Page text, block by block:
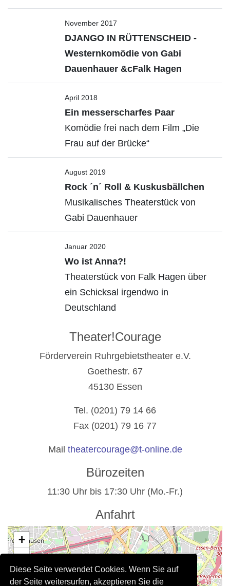
Diese Seite verwendet Cookies. Wenn Sie auf
der Seite weitersurfen, akzeptieren Sie die
November 2017
DJANGO IN RÜTTENSCHEID -
Westernkomödie von Gabi
Dauenhauer &cFalk Hagen
April 2018
Ein messerscharfes Paar
Komödie frei nach dem Film „Die
Frau auf der Brücke“
August 2019
Rock ´n´ Roll & Kuskusbällchen
Musikalisches Theaterstück von
Gabi Dauenhauer
Januar 2020
Wo ist Anna?!
Theaterstück von Falk Hagen über
ein Schicksal irgendwo in
Deutschland
Theater!Courage
Förderverein Ruhrgebietstheater e.V.
Goethestr. 67
45130 Essen
Tel. (0201) 79 14 66
Fax (0201) 79 16 77
Mail theatercourage@t-online.de
Bürozeiten
11:30 Uhr bis 17:30 Uhr (Mo.-Fr.)
Anfahrt
+
−